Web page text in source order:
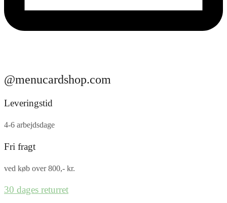
@menucardshop.com
Leveringstid
4-6 arbejdsdage
Fri fragt
ved køb over 800,- kr.
30 dages returret